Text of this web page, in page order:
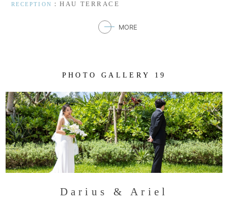
RECEPTION ：HAU TERRACE
MORE
P HO TO GA L LE RY 19
D ari u s & Ar i el